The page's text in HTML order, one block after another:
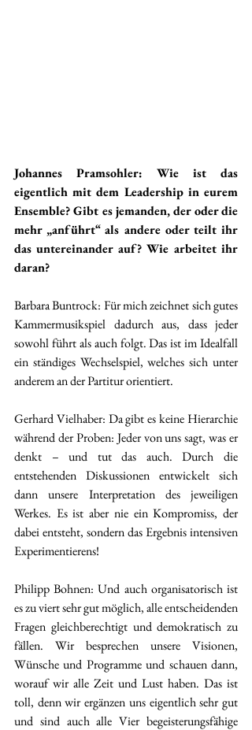
Johannes Pramsohler: Wie ist das
eigentlich mit dem Leadership in eurem
Ensemble? Gibt es jemanden, der oder die
mehr „anführt“ als andere oder teilt ihr
das untereinander auf? Wie arbeitet ihr
daran?
Barbara Buntrock: Für mich zeichnet sich gutes
Kammermusikspiel dadurch aus, dass jeder
sowohl führt als auch folgt. Das ist im Idealfall
ein ständiges Wechselspiel, welches sich unter
anderem an der Partitur orientiert.
Gerhard Vielhaber: Da gibt es keine Hierarchie
während der Proben: Jeder von uns sagt, was er
denkt – und tut das auch. Durch die
entstehenden Diskussionen entwickelt sich
dann unsere Interpretation des jeweiligen
Werkes. Es ist aber nie ein Kompromiss, der
dabei entsteht, sondern das Ergebnis intensiven
Experimentierens!
Philipp Bohnen: Und auch organisatorisch ist
es zu viert sehr gut möglich, alle entscheidenden
Fragen gleichberechtigt und demokratisch zu
fällen. Wir besprechen unsere Visionen,
Wünsche und Programme und schauen dann,
worauf wir alle Zeit und Lust haben. Das ist
toll, denn wir ergänzen uns eigentlich sehr gut
und sind auch alle Vier begeisterungsfähige